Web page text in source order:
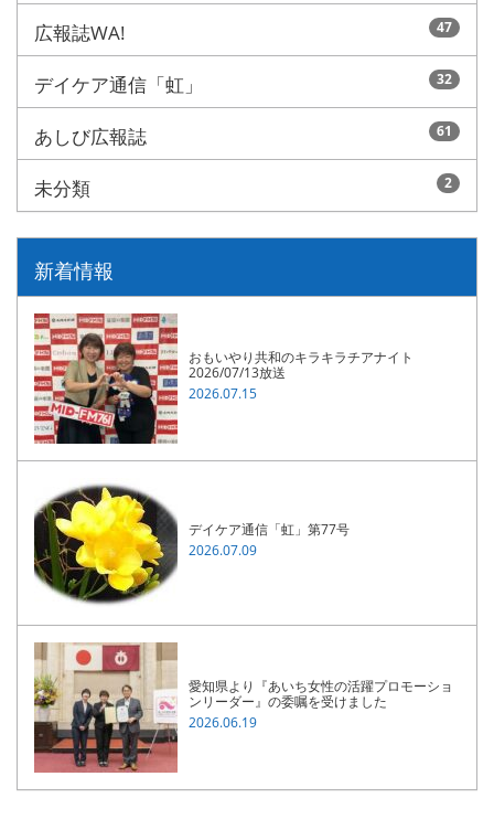
広報誌WA! 47
デイケア通信「虹」 32
あしび広報誌 61
未分類 2
新着情報
おもいやり共和のキラキラチアナイト
2026/07/13放送
2026.07.15
デイケア通信「虹」第77号
2026.07.09
愛知県より『あいち女性の活躍プロモーショ
ンリーダー』の委嘱を受けました
2026.06.19